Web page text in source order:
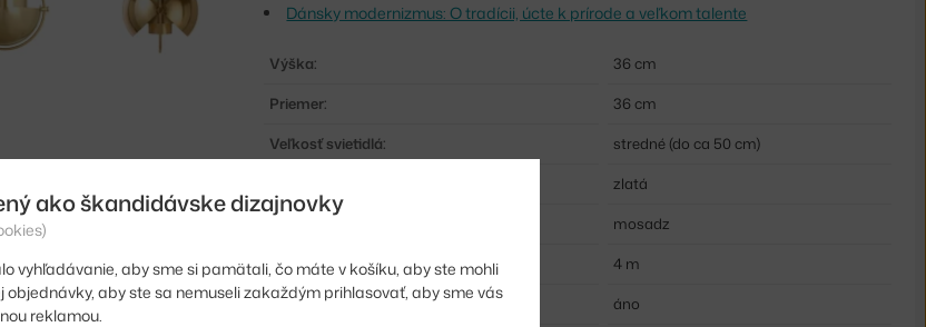
Dánsky modernizmus: O tradícii, úcte k prírode a veľkom talente
Výška:
36 cm
Priemer:
36 cm
Veľkosť svietidlá:
stredné (do ca 50 cm)
zlatá
mosadz
Dĺžka kábla:
4 m
Obsahuje stropnú krytku:
áno
ako škandidávske dizajnovky
vyhľadávanie, aby sme si pamätali, čo máte v košíku, aby ste mohli
objednávky, aby ste sa nemuseli zakaždým prihlasovať, aby sme vás
reklamou.